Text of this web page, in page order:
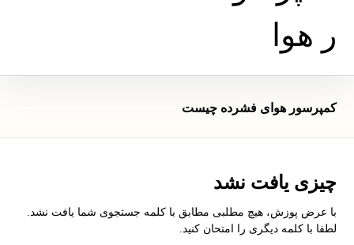
کمپرسور هوای فشرده چیست
چیزی یافت نشد
با عرض پوزش، هیچ مطلبی مطابق با کلمه جستجوی شما یافت نشد.
لطفا با کلمه دیگری را امتحان کنید.